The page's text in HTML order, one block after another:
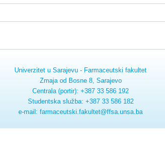
Univerzitet u Sarajevu - Farmaceutski fakultet
Zmaja od Bosne 8, Sarajevo
Centrala (portir): +387 33 586 192
Studentska služba: +387 33 586 182
e-mail: farmaceutski.fakultet@ffsa.unsa.ba